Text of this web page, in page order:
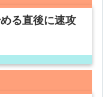
る直後に速攻